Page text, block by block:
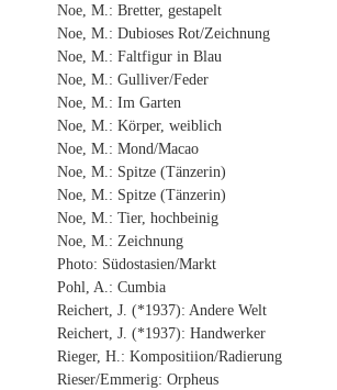
Noe, M.: Bretter, gestapelt
Noe, M.: Dubioses Rot/Zeichnung
Noe, M.: Faltfigur in Blau
Noe, M.: Gulliver/Feder
Noe, M.: Im Garten
Noe, M.: Körper, weiblich
Noe, M.: Mond/Macao
Noe, M.: Spitze (Tänzerin)
Noe, M.: Spitze (Tänzerin)
Noe, M.: Tier, hochbeinig
Noe, M.: Zeichnung
Photo: Südostasien/Markt
Pohl, A.: Cumbia
Reichert, J. (*1937): Andere Welt
Reichert, J. (*1937): Handwerker
Rieger, H.: Kompositiion/Radierung
Rieser/Emmerig: Orpheus